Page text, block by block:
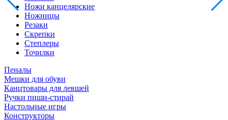
Ножи канцелярские
Ножницы
Резаки
Скрепки
Степлеры
Точилки
Пеналы
Мешки для обуви
Канцтовары для левшей
Ручки пиши-стирай
Настольные игры
Конструкторы